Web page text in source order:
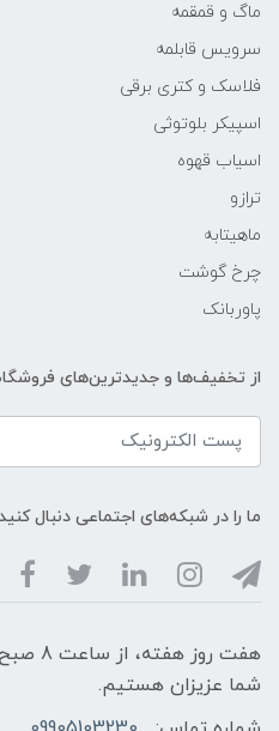
ماگ و قمقمه
سرویس قابلمه
فلاسک و کتری برقی
اسپیکر بلوتوثی
اسیاب قهوه
ترازو
ماهیتابه
چرخ گوشت
پاوربانک
از تخفیف‌ها و جدیدترین‌های
ما را در شبکه‌های اجتماعی دنبال
شما عزیزان هستیم.